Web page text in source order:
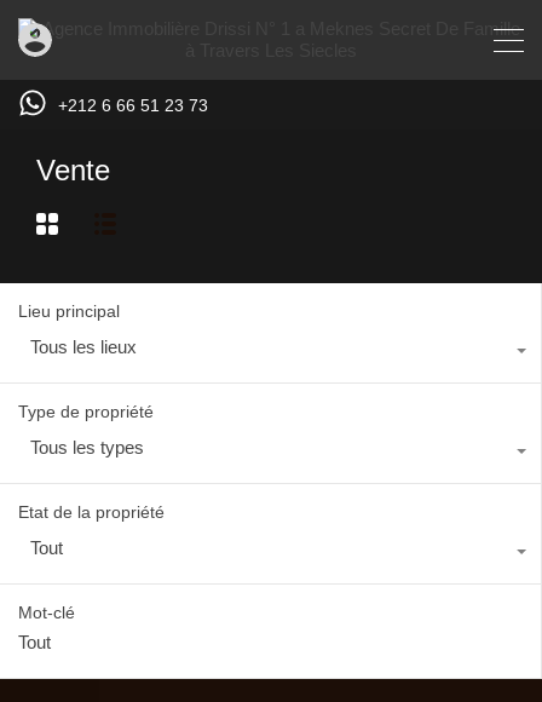
+212 6 66 51 23 73
Vente
Lieu principal
Tous les lieux
Type de propriété
Tous les types
Etat de la propriété
Tout
Mot-clé